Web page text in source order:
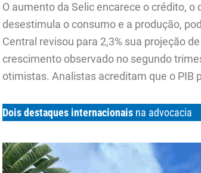
O aumento da Selic encarece o crédito,
desestimula o consumo e a produção,
Central revisou para 2,3% sua projeção
crescimento observado no segundo
otimistas. Analistas acreditam que o PIB
Dois destaques internacionais na advocacia